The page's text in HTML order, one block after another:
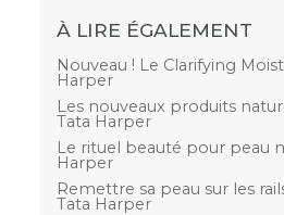
À LIRE ÉGALEMENT
Nouveau ! Le Clarifying
Harper
Les nouveaux produits
Tata Harper
Le rituel beauté pour peau
Harper
Remettre sa peau sur les
Tata Harper